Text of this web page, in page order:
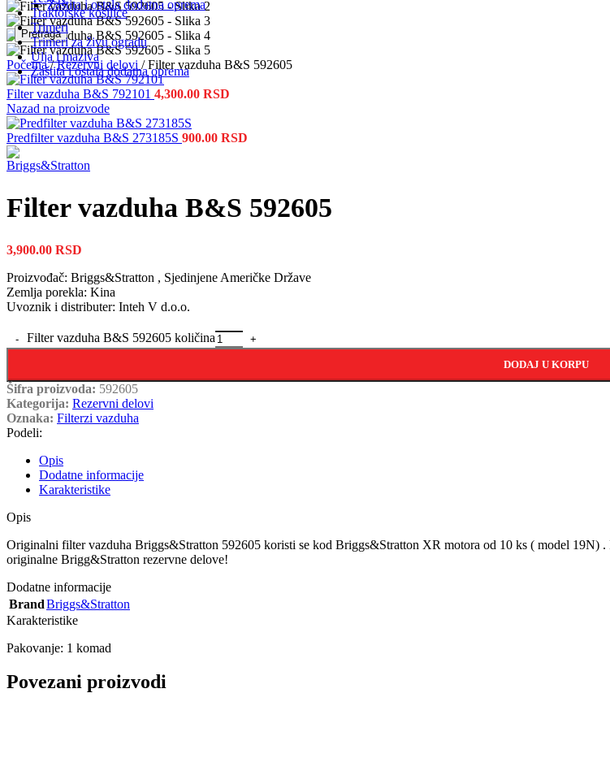
Zaštita i ostala dodatna oprema
Pretraga
Traktorske kosilice
Trimeri
Trimeri za živu ogradu
Ulja i maziva
Zaštita i ostala dodatna oprema
Početna/ Rezervni delovi / Filter vazduha B&S 592605
Filter vazduha B&S 792101 4,300.00 RSD
Nazad na proizvode
Predfilter vazduha B&S 273185S 900.00 RSD
Filter vazduha B&S 592605
3,900.00 RSD
Proizvođač: Briggs&Stratton , Sjedinjene Američke Države
Zemlja porekla: Kina
Uvoznik i distributer: Inteh V d.o.o.
Filter vazduha B&S 592605 količina
DODAJ U KORPU
Šifra proizvoda: 592605
Kategorija: Rezervni delovi
Oznaka: Filterzi vazduha
Podeli:
Opis
Dodatne informacije
Karakteristike
Opis
Originalni filter vazduha Briggs&Stratton 592605 koristi se kod Briggs&Stratton XR motora od 10 ks ( model 19N)
originalne Brigg&Stratton rezervne delove!
Dodatne informacije
BrandBriggs&Stratton
Karakteristike
Pakovanje: 1 komad
Povezani proizvodi